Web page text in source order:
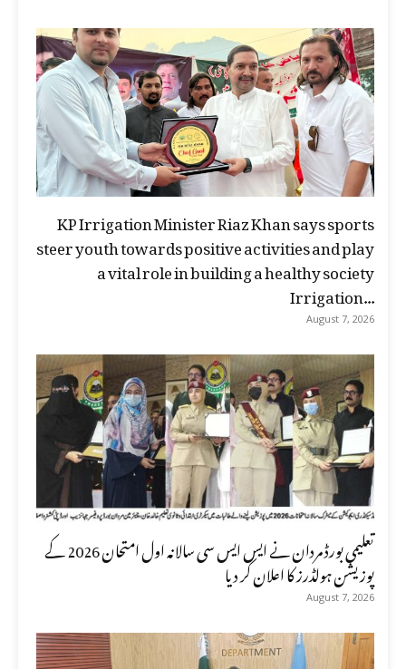
KP Irrigation Minister Riaz Khan says sports
steer youth towards positive activities and play
a vital role in building a healthy society
Irrigation...
August 7, 2026
تعلیمی بورڈ مردان نے ایس ایس سی سالانہ اول امتحان 2026 کے
پوزیشن ہولڈرز کا اعلان کر دیا
August 7, 2026